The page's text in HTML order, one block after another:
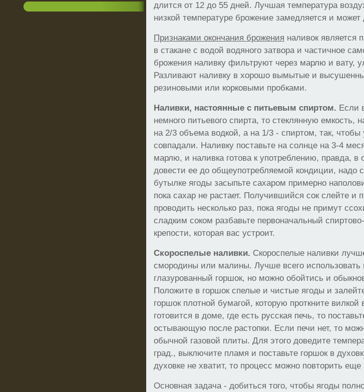
длится от 12 до 55 дней. Лучшая температура
низкой температуре брожение замедляется и может
Признаками окончания брожения наливок является
в стакане с водой водяного затвора и частичное
брожения наливку фильтруют через марлю и вату,
Разливают наливку в хорошо вымытые и
резиновыми или корковыми пробками.
Наливки, настоянные с питьевым спиртом. Если
немного питьевого спирта, то стеклянную емкость,
на 2/3 объема водкой, а на 1/3 - спиртом, так, чтобы
совпадали. Наливку поставьте на солнце на 3-4
марлю, и наливка готова к употреблению, правда,
довести ее до общеупотребляемой кондиции,
бутылке ягоды засыпьте сахаром примерно
пока сахар не растает. Получившийся сок слейте
проводить несколько раз, пока ягоды не примут
сладким соком разбавьте первоначальный
крепости, которая вас устроит.
Скороспелые наливки. Скороспелые наливки
смородины или малины. Лучше всего использовать
глазурованный горшок, но можно обойтись и
Положите в горшок спелые и чистые ягоды и
горшок плотной бумагой, которую проткните
готовится в доме, где есть русская печь, то
остывающую после растопки. Если печи нет, то
обычной газовой плиты. Для этого доведите
град., выключите пламя и поставьте горшок в
духовке не хватит, то процесс можно повторить еще
Основная задача - добиться того, чтобы ягоды